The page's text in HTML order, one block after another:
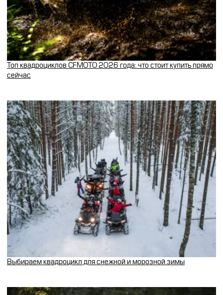
Топ квадроциклов CFMOTO 2026 года: что стоит купить прямо
сейчас
Выбираем квадроцикл для снежной и морозной зимы